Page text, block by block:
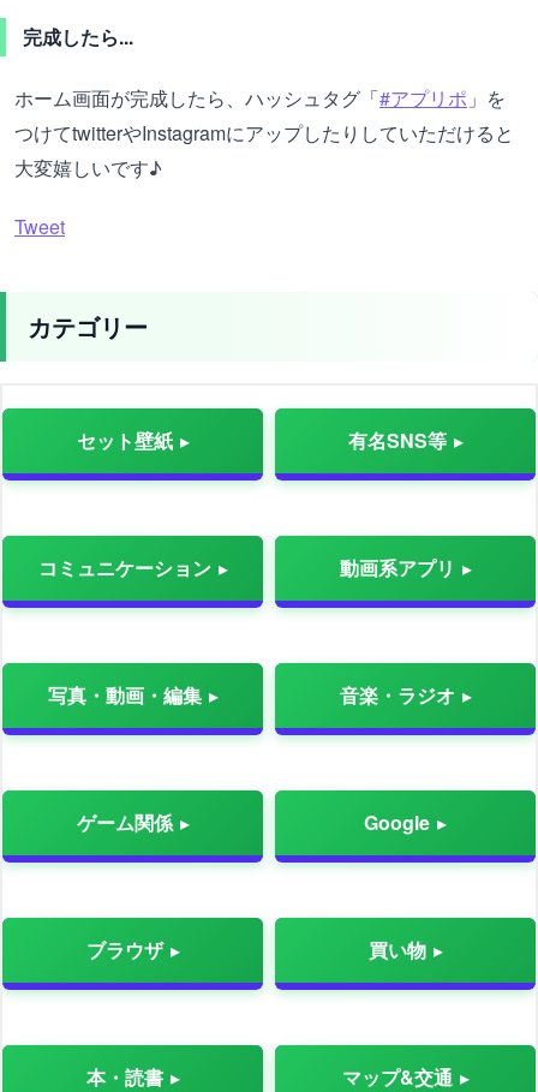
完成したら...
ホーム画面が完成したら、ハッシュタグ「#アプリポ 」を
つけてtwitterやInstagramにアップしたりしていただけると
大変嬉しいです♪
Tweet
カテゴリー
セット壁紙 有名SNS等
コミュニケーション 動画系アプリ
写真・動画・編集 音楽・ラジオ
ゲーム関係 Google
ブラウザ 買い物
本・読書 マップ&交通